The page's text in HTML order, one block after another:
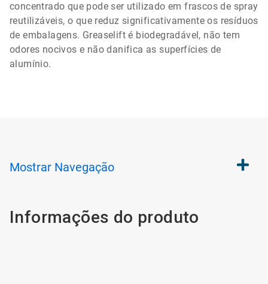
concentrado que pode ser utilizado em frascos de spray
reutilizáveis, o que reduz significativamente os resíduos
de embalagens. Greaselift é biodegradável, não tem
odores nocivos e não danifica as superfícies de
alumínio.
Mostrar Navegação
Informações do produto